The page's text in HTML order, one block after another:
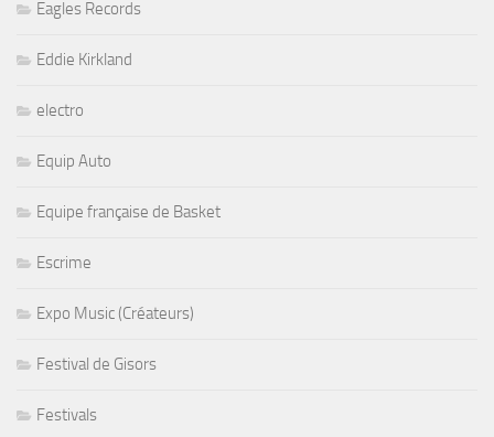
Eagles Records
Eddie Kirkland
electro
Equip Auto
Equipe française de Basket
Escrime
Expo Music (Créateurs)
Festival de Gisors
Festivals